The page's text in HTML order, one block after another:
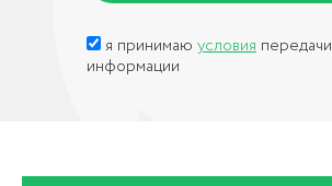
я принимаю условия передачи
информации